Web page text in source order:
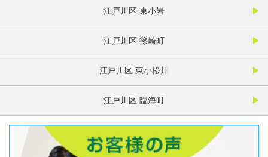
江戸川区 東小岩
江戸川区 篠崎町
江戸川区 東小松川
江戸川区 臨海町